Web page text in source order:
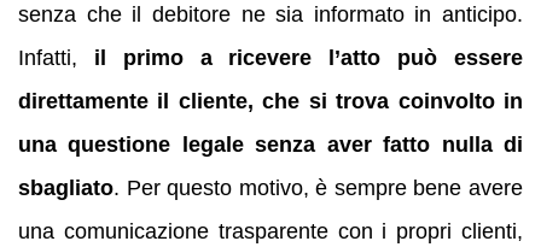
senza che il debitore ne sia informato in anticipo.
Infatti, il primo a ricevere l’atto può essere
direttamente il cliente, che si trova coinvolto in
una questione legale senza aver fatto nulla di
sbagliato. Per questo motivo, è sempre bene avere
una comunicazione trasparente con i propri clienti,